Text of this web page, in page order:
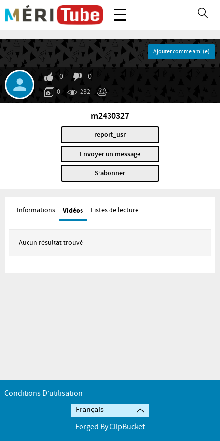
0 0
0 232
Ajouter comme ami (e)
m2430327
report_usr
Envoyer un message
S’abonner
Informations Vidéos Listes de lecture
Aucun résultat trouvé
Conditions D’utilisation
Français
Forged By ClipBucket